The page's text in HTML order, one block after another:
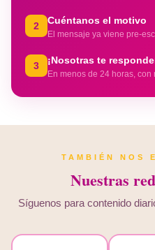
2 Cuéntanos el motivo
El mensaje ya viene pre-
3 ¡Nosotras te
En menos de 24 horas, con
TAMBIÉN NOS
Nuestras
Síguenos para contenido